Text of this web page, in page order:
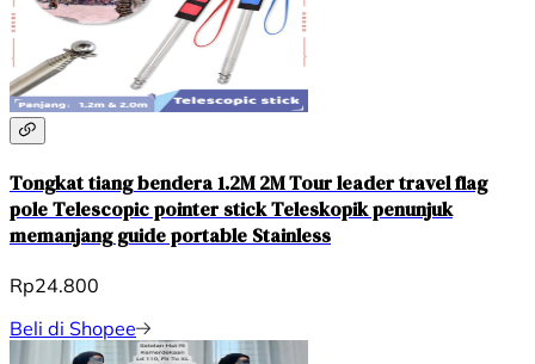
Tongkat tiang bendera 1.2M 2M Tour leader travel flag
pole Telescopic pointer stick Teleskopik penunjuk
memanjang guide portable Stainless
Rp24.800
Beli di Shopee